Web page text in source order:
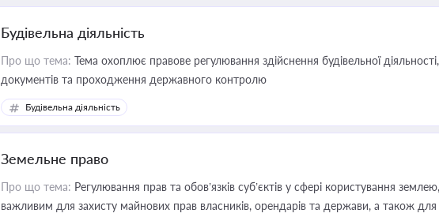
Будівельна діяльність
Про що тема: Тема охоплює правове регулювання здійснення будівельної
документів та проходження державного контролю
Будівельна діяльність
Земельне право
Про що тема: Регулювання прав та обов’язків суб’єктів у сфері користування
важливим для захисту майнових прав власників, орендарів та держави, а також